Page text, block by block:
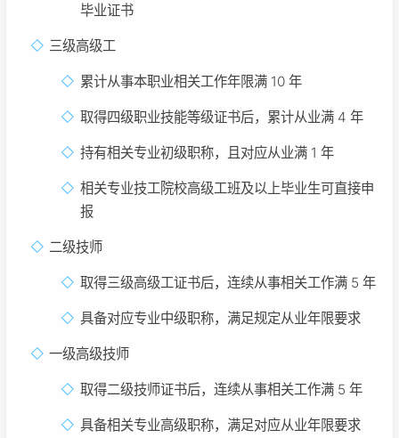
毕业证书
三级高级工
累计从事本职业相关工作年限满 10 年
取得四级职业技能等级证书后，累计从业满 4 年
持有相关专业初级职称，且对应从业满 1 年
相关专业技工院校高级工班及以上毕业生可直接申
报
二级技师
取得三级高级工证书后，连续从事相关工作满 5 年
具备对应专业中级职称，满足规定从业年限要求
一级高级技师
取得二级技师证书后，连续从事相关工作满 5 年
具备相关专业高级职称，满足对应从业年限要求